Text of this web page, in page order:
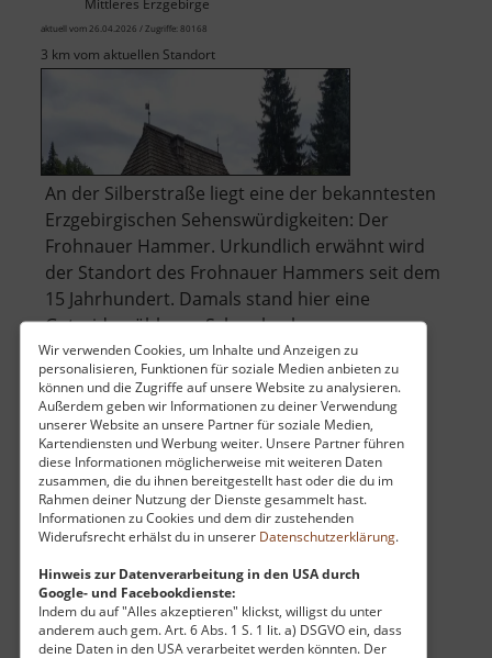
Wir verwenden Cookies, um Inhalte und Anzeigen zu
personalisieren, Funktionen für soziale Medien anbieten zu
können und die Zugriffe auf unsere Website zu analysieren.
Außerdem geben wir Informationen zu deiner Verwendung
unserer Website an unsere Partner für soziale Medien,
Kartendiensten und Werbung weiter. Unsere Partner führen
diese Informationen möglicherweise mit weiteren Daten
zusammen, die du ihnen bereitgestellt hast oder die du im
Rahmen deiner Nutzung der Dienste gesammelt hast.
Informationen zu Cookies und dem dir zustehenden
Widerufsrecht erhälst du in unserer Datenschutzerklärung.
Hinweis zur Datenverarbeitung in den USA durch
Google- und Facebookdienste:
Indem du auf "Alles akzeptieren" klickst, willigst du unter
anderem auch gem. Art. 6 Abs. 1 S. 1 lit. a) DSGVO ein, dass
deine Daten in den USA verarbeitet werden könnten. Der
Mittleres Erzgebirge
aktuell vom 26.04.2026 / Zugriffe: 80168
3 km vom aktuellen Standort
An der Silberstraße liegt eine der bekanntesten
Erzgebirgischen Sehenswürdigkeiten: Der
Frohnauer Hammer. Urkundlich erwähnt wird
der Standort des Frohnauer Hammers seit dem
15 Jahrhundert. Damals stand hier eine
Getreidemühle am Schreckenberg.
Unweit wurden 1491 Silbererzvorkommen
entdec.. »weiterlesenüber
Frohnauer
Hammer
Flugzeug Cämmerswalde
Osterzgebirge
aktuell vom 13.04.2026 / Zugriffe: 77875
37 km vom aktuellen Standort